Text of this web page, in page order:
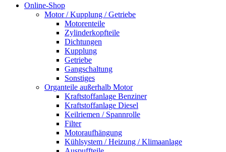
Online-Shop
Motor / Kupplung / Getriebe
Motorenteile
Zylinderkopfteile
Dichtungen
Kupplung
Getriebe
Gangschaltung
Sonstiges
Organteile außerhalb Motor
Kraftstoffanlage Benziner
Kraftstoffanlage Diesel
Keilriemen / Spannrolle
Filter
Motoraufhängung
Kühlsystem / Heizung / Klimaanlage